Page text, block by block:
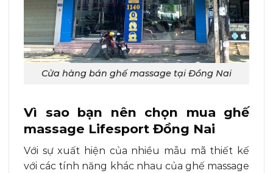
Cửa hàng bán ghế massage tại Đồng Nai
Vì sao bạn nên chọn mua ghế
massage Lifesport Đồng Nai
Với sự xuất hiện của nhiều mẫu mã thiết kế
với các tính năng khác nhau của ghế massage